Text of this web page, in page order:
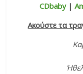
CDbaby|
Ακούστε τα